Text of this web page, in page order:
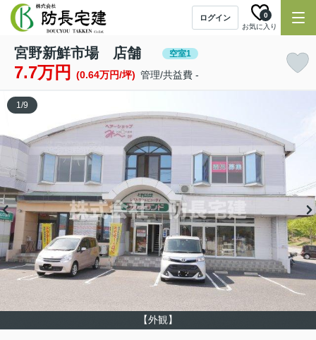
ログイン
お気に入り
0
宮野新鮮市場 店舗 空室1
7.7万円 (0.64万円/坪) 管理/共益費 -
【外観】
1/9